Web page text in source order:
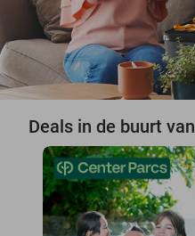
Deals in de buurt van